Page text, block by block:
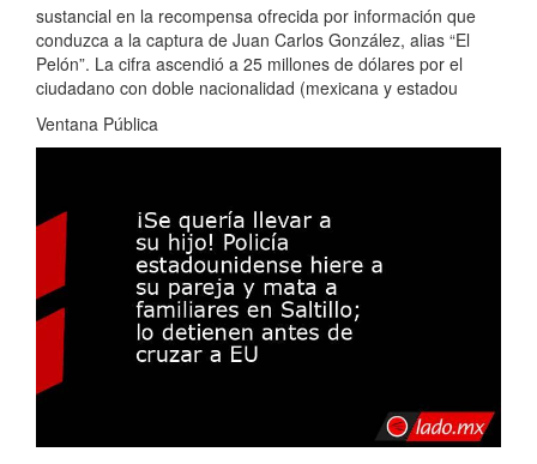
sustancial en la recompensa ofrecida por información que
conduzca a la captura de Juan Carlos González, alias “El
Pelón”. La cifra ascendió a 25 millones de dólares por el
ciudadano con doble nacionalidad (mexicana y estadou
Ventana Pública